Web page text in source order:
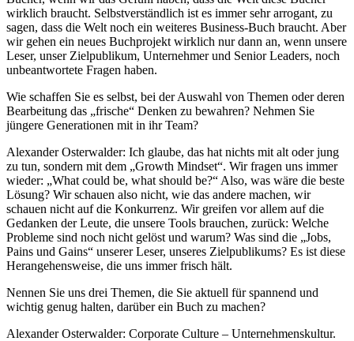
wirklich braucht. Selbstverständlich ist es immer sehr arrogant, zu
sagen, dass die Welt noch ein weiteres Business-Buch braucht. Aber
wir gehen ein neues Buchprojekt wirklich nur dann an, wenn unsere
Leser, unser Zielpublikum, Unternehmer und Senior Leaders, noch
unbeantwortete Fragen haben.
Wie schaffen Sie es selbst, bei der Auswahl von Themen oder deren
Bearbeitung das „frische“ Denken zu bewahren? Nehmen Sie
jüngere Generationen mit in ihr Team?
Alexander Osterwalder: Ich glaube, das hat nichts mit alt oder jung
zu tun, sondern mit dem „Growth Mindset“. Wir fragen uns immer
wieder: „What could be, what should be?“ Also, was wäre die beste
Lösung? Wir schauen also nicht, wie das andere machen, wir
schauen nicht auf die Konkurrenz. Wir greifen vor allem auf die
Gedanken der Leute, die unsere Tools brauchen, zurück: Welche
Probleme sind noch nicht gelöst und warum? Was sind die „Jobs,
Pains und Gains“ unserer Leser, unseres Zielpublikums? Es ist diese
Herangehensweise, die uns immer frisch hält.
Nennen Sie uns drei Themen, die Sie aktuell für spannend und
wichtig genug halten, darüber ein Buch zu machen?
Alexander Osterwalder: Corporate Culture – Unternehmenskultur.